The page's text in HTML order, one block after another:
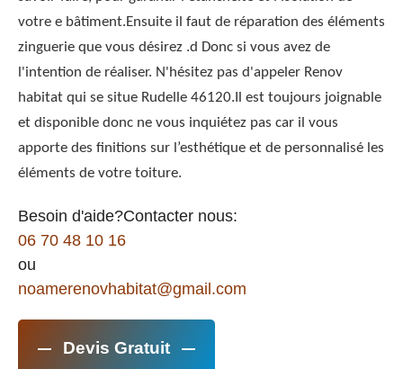
votre e bâtiment.Ensuite il faut de réparation des éléments
zinguerie que vous désirez .d Donc si vous avez de
l'intention de réaliser. N'hésitez pas d'appeler Renov
habitat qui se situe Rudelle 46120.Il est toujours joignable
et disponible donc ne vous inquiétez pas car il vous
apporte des finitions sur l’esthétique et de personnalisé les
éléments de votre toiture.
Besoin d'aide?Contacter nous:
06 70 48 10 16
ou
noamerenovhabitat@gmail.com
Devis Gratuit